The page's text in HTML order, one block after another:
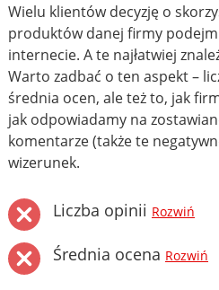
Wielu klientów decyzję o
produktów danej firmy
internecie. A te najłatwiej
Warto zadbać o ten aspekt –
średnia ocen, ale też to, jak
jak odpowiadamy na
komentarze (także te
wizerunek.
Liczba opinii Rozwiń
Średnia ocena Rozwiń